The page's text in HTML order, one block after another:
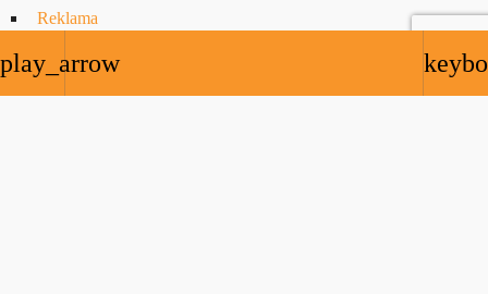
play_arrow
Reklama